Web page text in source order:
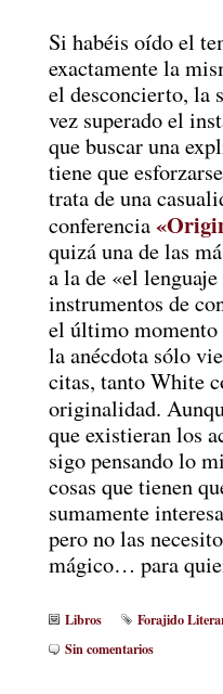
Si habéis oído el
exactamente la
el desconcierto, la
vez superado el
que buscar una
tiene que
trata de una
conferencia
quizá una de las
a la de «el
instrumentos de
el último momento
la anécdota sólo
citas, tanto White
originalidad.
que existieran los
sigo pensando lo
cosas que tienen
sumamente
pero no las
mágico… para
Libros Forajido
Sin comentarios